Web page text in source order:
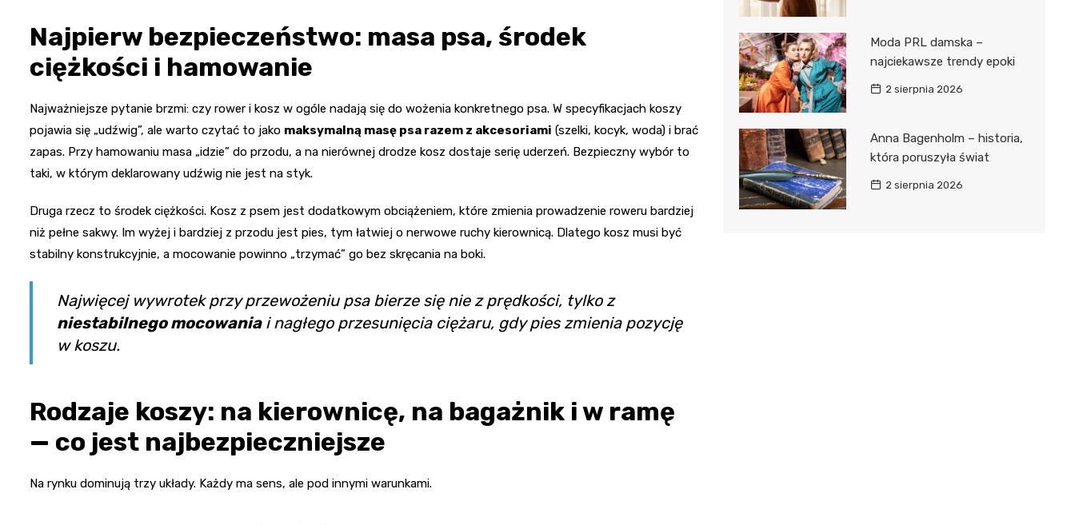
Najpierw bezpieczeństwo: masa psa, środek
ciężkości i hamowanie
Najważniejsze pytanie brzmi: czy rower i kosz w ogóle nadają się do wożenia konkretnego psa. W specyfikacjach koszy
pojawia się „udźwig”, ale warto czytać to jako maksymalną masę psa razem z akcesoriami (szelki, kocyk, woda) i brać
zapas. Przy hamowaniu masa „idzie” do przodu, a na nierównej drodze kosz dostaje serię uderzeń. Bezpieczny wybór to
taki, w którym deklarowany udźwig nie jest na styk.
Druga rzecz to środek ciężkości. Kosz z psem jest dodatkowym obciążeniem, które zmienia prowadzenie roweru bardziej
niż pełne sakwy. Im wyżej i bardziej z przodu jest pies, tym łatwiej o nerwowe ruchy kierownicą. Dlatego kosz musi być
stabilny konstrukcyjnie, a mocowanie powinno „trzymać” go bez skręcania na boki.
Najwięcej wywrotek przy przewożeniu psa bierze się nie z prędkości, tylko z
niestabilnego mocowaniai nagłego przesunięcia ciężaru, gdy pies zmienia pozycję
w koszu.
Rodzaje koszy: na kierownicę, na bagażnik i w ramę
— co jest najbezpieczniejsze
Na rynku dominują trzy układy. Każdy ma sens, ale pod innymi warunkami.
Moda PRL damska –
najciekawsze trendy epoki
2 sierpnia 2026
Anna Bagenholm – historia,
która poruszyła świat
2 sierpnia 2026